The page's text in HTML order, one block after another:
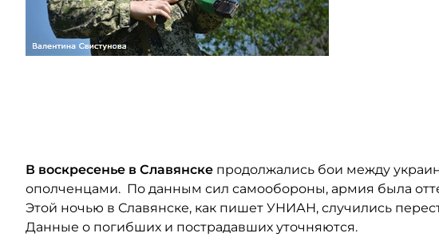
В воскресенье в Славянске продолжались бои между
ополченцами. По данным сил самообороны, армия была
Этой ночью в Славянске, как пишет УНИАН, случились
Данные о погибших и пострадавших уточняются.